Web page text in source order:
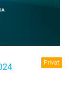
Privat